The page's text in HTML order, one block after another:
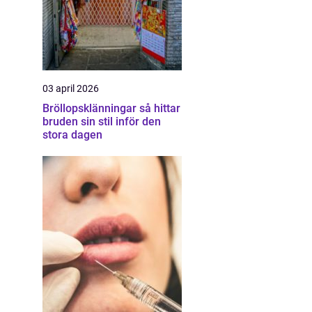
03 april 2026
Bröllopsklänningar så hittar
bruden sin stil inför den
stora dagen